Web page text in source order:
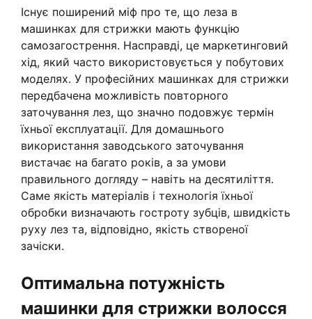
Існує поширений міф про те, що леза в
машинках для стрижки мають функцію
самозагострення. Насправді, це маркетинговий
хід, який часто використовується у побутових
моделях. У професійних машинках для стрижки
передбачена можливість повторного
заточування лез, що значно подовжує термін
їхньої експлуатації. Для домашнього
використання заводського заточування
вистачає на багато років, а за умови
правильного догляду – навіть на десятиліття.
Саме якість матеріалів і технологія їхньої
обробки визначають гостроту зубців, швидкість
руху лез та, відповідно, якість створеної
зачіски.
Оптимальна потужність
машинки для стрижки волосся